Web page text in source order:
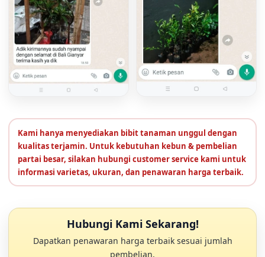
Kami hanya menyediakan bibit tanaman unggul dengan
kualitas terjamin. Untuk kebutuhan kebun & pembelian
partai besar, silakan hubungi customer service kami untuk
informasi varietas, ukuran, dan penawaran harga terbaik.
Hubungi Kami Sekarang!
Dapatkan penawaran harga terbaik sesuai jumlah
pembelian.